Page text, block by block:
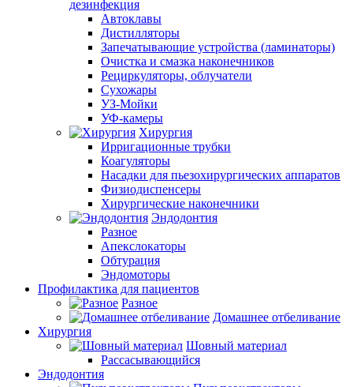
дезинфекция
Автоклавы
Дистилляторы
Запечатывающие устройства (ламинаторы)
Очистка и смазка наконечников
Рециркуляторы, облучатели
Сухожары
УЗ-Мойки
УФ-камеры
Хирургия
Ирригационные трубки
Коагуляторы
Насадки для пьезохирургических аппаратов
Физиодиспенсеры
Хирургические наконечники
Эндодонтия
Разное
Апекслокаторы
Обтурация
Эндомоторы
Профилактика для пациентов
Разное
Домашнее отбеливание
Хирургия
Шовный материал
Рассасывающийся
Эндодонтия